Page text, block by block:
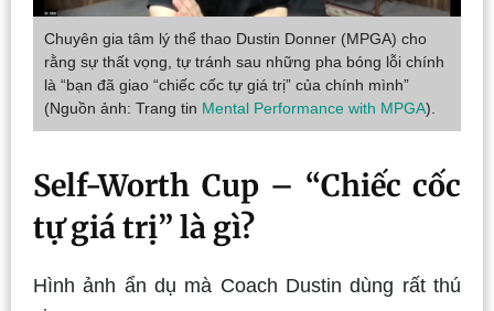
Chuyên gia tâm lý thể thao Dustin Donner (MPGA) cho
rằng sự thất vọng, tự tránh sau những pha bóng lỗi chính
là “bạn đã giao “chiếc cốc tự giá trị” của chính mình”
(Nguồn ảnh: Trang tin Mental Performance with MPGA).
Self-Worth Cup – “Chiếc cốc
tự giá trị” là gì?
Hình ảnh ẩn dụ mà Coach Dustin dùng rất thú